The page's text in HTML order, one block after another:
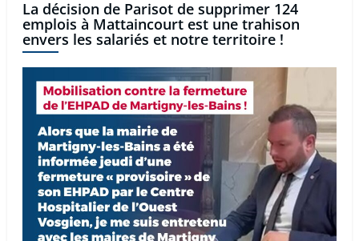
La décision de Parisot de supprimer 124
emplois à Mattaincourt est une trahison
envers les salariés et notre territoire !